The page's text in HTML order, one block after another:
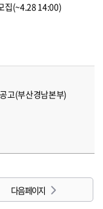
집(~4.28 14:00)
고(부산경남본부)
다음 페이지